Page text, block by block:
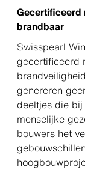
Gecertificeerd
brandbaar
Swisspearl
gecertificeerd
genereren
deeltjes die
menselijke
bouwers het